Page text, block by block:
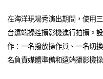
在海洋現場秀演出期間，使用
台遠端操控攝影機進行拍攝。
作：一名撥放操作員、一名切
名負責媒體準備和遠端攝影機